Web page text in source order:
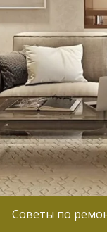
Советы по